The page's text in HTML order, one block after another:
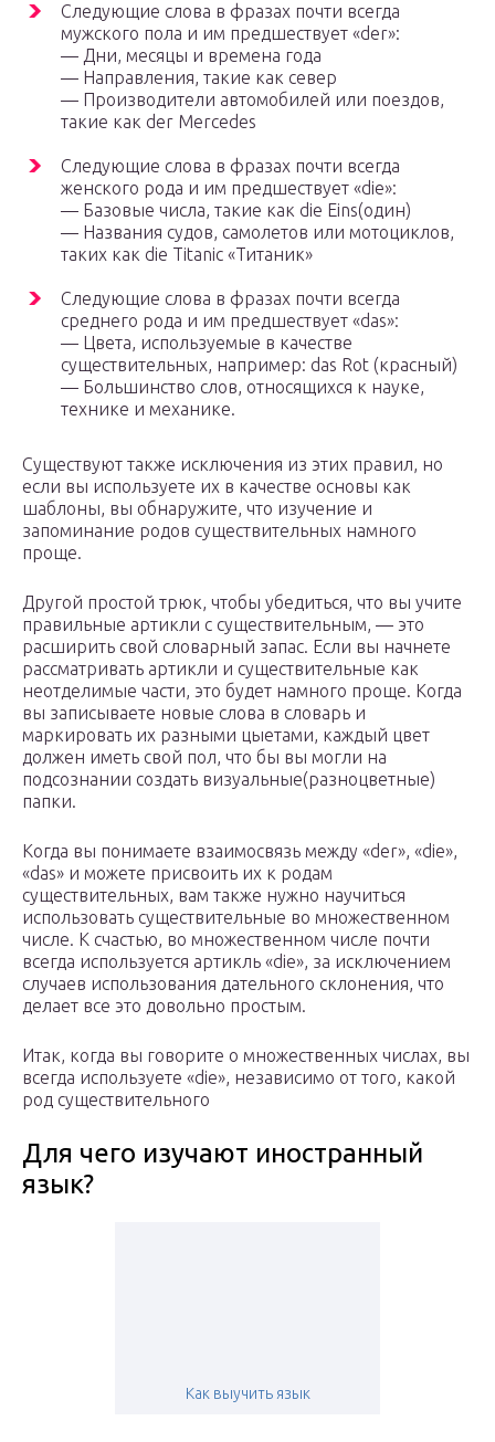
Следующие слова в фразах почти всегда
мужского пола и им предшествует «der»:
— Дни, месяцы и времена года
— Направления, такие как север
— Производители автомобилей или поездов,
такие как der Mercedes
Следующие слова в фразах почти всегда
женского рода и им предшествует «die»:
— Базовые числа, такие как die Eins(один)
— Названия судов, самолетов или мотоциклов,
таких как die Titanic «Титаник»
Следующие слова в фразах почти всегда
среднего рода и им предшествует «das»:
— Цвета, используемые в качестве
существительных, например: das Rot (красный)
— Большинство слов, относящихся к науке,
технике и механике.
Существуют также исключения из этих правил, но
если вы используете их в качестве основы как
шаблоны, вы обнаружите, что изучение и
запоминание родов существительных намного
проще.
Другой простой трюк, чтобы убедиться, что вы учите
правильные артикли с существительным, — это
расширить свой словарный запас. Если вы начнете
рассматривать артикли и существительные как
неотделимые части, это будет намного проще. Когда
вы записываете новые слова в словарь и
маркировать их разными цыетами, каждый цвет
должен иметь свой пол, что бы вы могли на
подсознании создать визуальные(разноцветные)
папки.
Когда вы понимаете взаимосвязь между «der», «die»,
«das» и можете присвоить их к родам
существительных, вам также нужно научиться
использовать существительные во множественном
числе. К счастью, во множественном числе почти
всегда используется артикль «die», за исключением
случаев использования дательного склонения, что
делает все это довольно простым.
Итак, когда вы говорите о множественных числах, вы
всегда используете «die», независимо от того, какой
род существительного
Для чего изучают иностранный
язык?
Как выучить язык